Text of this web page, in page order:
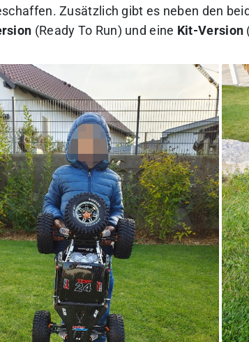
Zusätzlich gibt es neben den
(Ready To Run) und eine Kit-Version